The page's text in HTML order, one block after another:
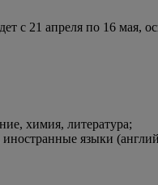
с 21 апреля по 16 мая,
химия, литература;
языки